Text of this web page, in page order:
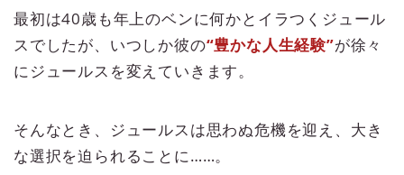
最初は40歳も年上のベンに何かとイラつくジュール
スでしたが、いつしか彼の“豊かな人生経験”が徐々
にジュールスを変えていきます。
そんなとき、ジュールスは思わぬ危機を迎え、大き
な選択を迫られることに……。